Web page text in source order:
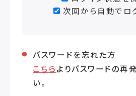
次回から自動でロ
パスワードを忘れた方
こちらよりパスワードの再
い。